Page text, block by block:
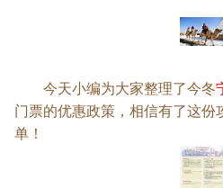
今天小编为大家整理了今冬
门票的优惠政策，相信有了这份
单！